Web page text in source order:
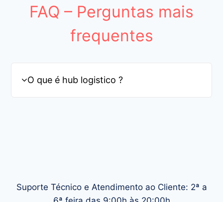
FAQ – Perguntas mais
frequentes
O que é hub logistico ?
Suporte Técnico e Atendimento ao Cliente: 2ª a